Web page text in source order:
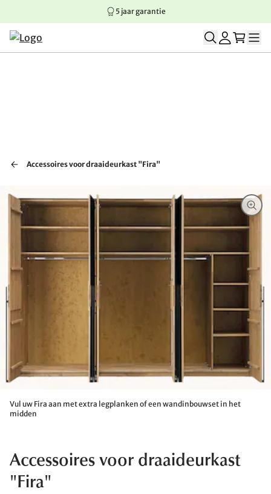
Springen naar hoofdinhoud
Springen naar hoofdnavigatie
Springen naar voettekst
5 jaar garantie
Accessoires voor draaideurkast "Fira"
Vul uw Fira aan met extra legplanken of een wandinbouwset in het
midden
Accessoires voor draaideurkast
"Fira"